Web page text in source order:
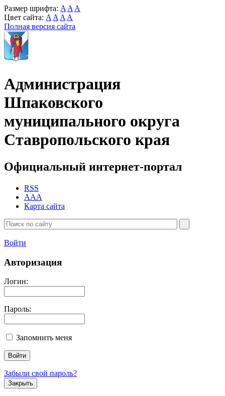
Размер шрифта: A A A
Цвет сайта: A A A A
Полная версия сайта
Администрация
Шпаковского
муниципального округа
Ставропольского края
Официальный интернет-портал
RSS
AAA
Карта сайта
Войти
Авторизация
Логин:
Пароль:
Запомнить меня
Забыли свой пароль?
Закрыть